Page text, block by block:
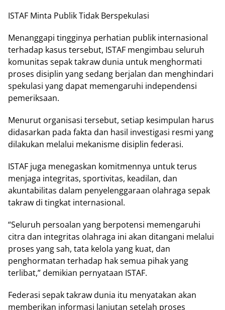
ISTAF Minta Publik Tidak Berspekulasi
Menanggapi tingginya perhatian publik internasional
terhadap kasus tersebut, ISTAF mengimbau seluruh
komunitas sepak takraw dunia untuk menghormati
proses disiplin yang sedang berjalan dan menghindari
spekulasi yang dapat memengaruhi independensi
pemeriksaan.
Menurut organisasi tersebut, setiap kesimpulan harus
didasarkan pada fakta dan hasil investigasi resmi yang
dilakukan melalui mekanisme disiplin federasi.
ISTAF juga menegaskan komitmennya untuk terus
menjaga integritas, sportivitas, keadilan, dan
akuntabilitas dalam penyelenggaraan olahraga sepak
takraw di tingkat internasional.
“Seluruh persoalan yang berpotensi memengaruhi
citra dan integritas olahraga ini akan ditangani melalui
proses yang sah, tata kelola yang kuat, dan
penghormatan terhadap hak semua pihak yang
terlibat,” demikian pernyataan ISTAF.
Federasi sepak takraw dunia itu menyatakan akan
memberikan informasi lanjutan setelah proses